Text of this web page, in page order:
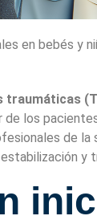
en bebés y
de los
de la
y